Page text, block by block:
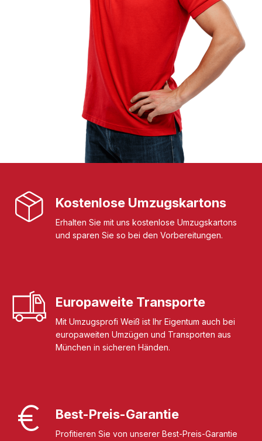
Kostenlose Umzugskartons
Erhalten Sie mit uns kostenlose Umzugskartons
und sparen Sie so bei den Vorbereitungen.
Europaweite Transporte
Mit Umzugsprofi Weiß ist Ihr Eigentum auch bei
europaweiten Umzügen und Transporten aus
München in sicheren Händen.
Best-Preis-Garantie
Profitieren Sie von unserer Best-Preis-Garantie